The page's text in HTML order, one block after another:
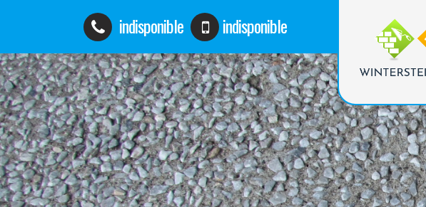
indisponible indisponible